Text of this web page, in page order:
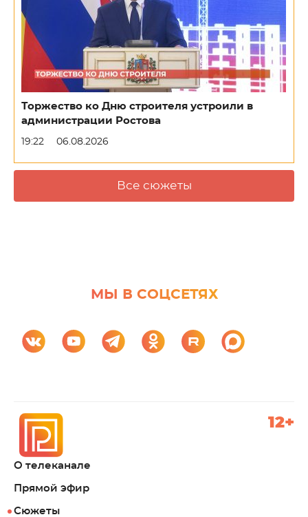
Торжество ко Дню строителя устроили в
администрации Ростова
19:22 06.08.2026
Все сюжеты
МЫ В СОЦСЕТЯХ
О телеканале
Прямой эфир
Сюжеты
12+